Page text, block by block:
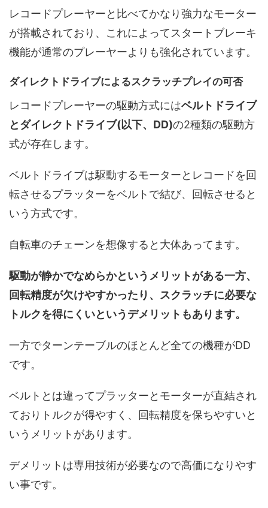
レコードプレーヤーと比べてかなり強力なモーター
が搭載されており、これによってスタートブレーキ
機能が通常のプレーヤーよりも強化されています。
ダイレクトドライブによるスクラッチプレイの可否
レコードプレーヤーの駆動方式にはベルトドライブ
とダイレクトドライブ(以下、DD)の2種類の駆動方
式が存在します。
ベルトドライブは駆動するモーターとレコードを回
転させるプラッターをベルトで結び、回転させると
いう方式です。
自転車のチェーンを想像すると大体あってます。
駆動が静かでなめらかというメリットがある一方、
回転精度が欠けやすかったり、スクラッチに必要な
トルクを得にくいというデメリットもあります。
一方でターンテーブルのほとんど全ての機種がDD
です。
ベルトとは違ってプラッターとモーターが直結され
ておりトルクが得やすく、回転精度を保ちやすいと
いうメリットがあります。
デメリットは専用技術が必要なので高価になりやす
い事です。